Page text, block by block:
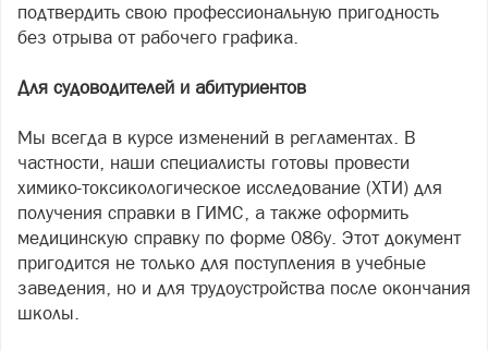
подтвердить свою профессиональную пригодность
без отрыва от рабочего графика.
Для судоводителей и абитуриентов
Мы всегда в курсе изменений в регламентах. В
частности, наши специалисты готовы провести
химико-токсикологическое исследование (ХТИ) для
получения справки в ГИМС, а также оформить
медицинскую справку по форме 086у. Этот документ
пригодится не только для поступления в учебные
заведения, но и для трудоустройства после окончания
школы.